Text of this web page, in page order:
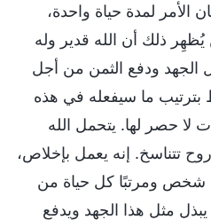
الأمر لمدة حياة واحدة،
ذلك أن الله قدير وله
الجهد ودفع الثمن من أجل
ما سيفعله في هذه
لا حصر لها. يتحمل الله
تتناسخ. إنه يعمل بإخلاص،
شخص ومرتبًا كل حياة من
يبذل مثل هذا الجهد ويدفع